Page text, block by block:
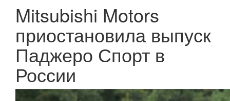
Mitsubishi Motors
приостановила выпуск
Паджеро Спорт в
России